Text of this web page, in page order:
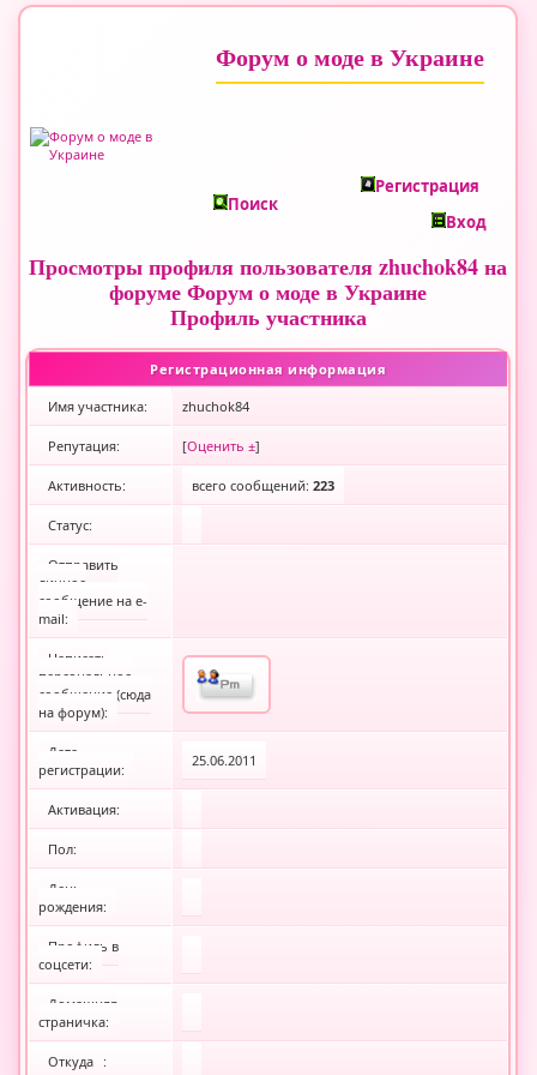
Форум о моде в Украине
Поиск
Регистрация
Вход
Просмотры профиля пользователя zhuchok84 на
форуме Форум о моде в Украине
Профиль участника
Регистрационная информация
Имя участника: zhuchok84
Репутация: [Оценить ±]
Активность: всего сообщений:223
Статус:
Отправить
личное
сообщение на e-
mail:
Написать
персональное
сообщение (сюда
на форум):
Дата
регистрации:
25.06.2011
Активация:
Пол:
День
рождения:
Профиль в
соцсети:
Домашняя
страничка:
Откуда :